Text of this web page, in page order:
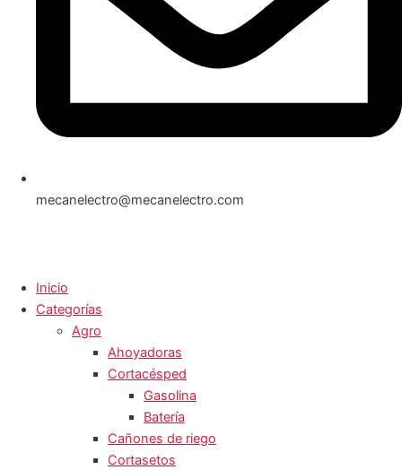
mecanelectro@mecanelectro.com
Inicio
Categorías
Agro
Ahoyadoras
Cortacésped
Gasolina
Batería
Cañones de riego
Cortasetos